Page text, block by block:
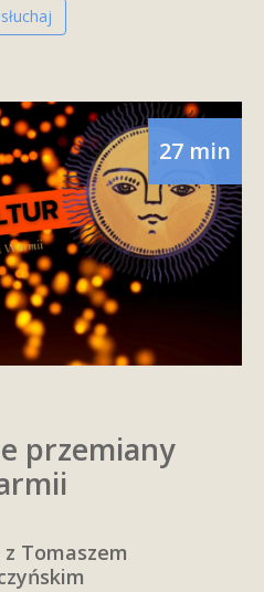
27 min
przemiany
z Tomaszem